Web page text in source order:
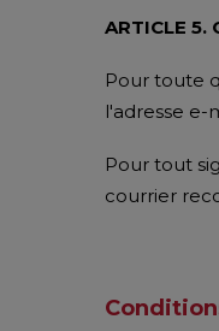
ARTICLE
Pour toute
l'adresse e-
Pour tout
courrier